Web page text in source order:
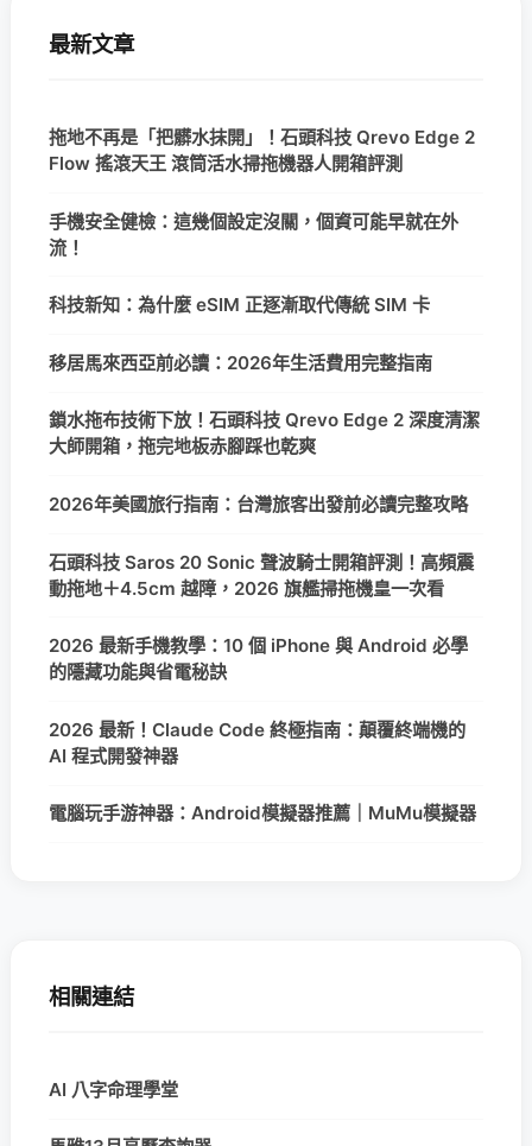
最新文章
拖地不再是「把髒水抹開」！石頭科技 Qrevo Edge 2
Flow 搖滾天王 滾筒活水掃拖機器人開箱評測
手機安全健檢：這幾個設定沒關，個資可能早就在外
流！
科技新知：為什麼 eSIM 正逐漸取代傳統 SIM 卡
移居馬來西亞前必讀：2026年生活費用完整指南
鎖水拖布技術下放！石頭科技 Qrevo Edge 2 深度清潔
大師開箱，拖完地板赤腳踩也乾爽
2026年美國旅行指南：台灣旅客出發前必讀完整攻略
石頭科技 Saros 20 Sonic 聲波騎士開箱評測！高頻震
動拖地＋4.5cm 越障，2026 旗艦掃拖機皇一次看
2026 最新手機教學：10 個 iPhone 與 Android 必學
的隱藏功能與省電秘訣
2026 最新！Claude Code 終極指南：顛覆終端機的
AI 程式開發神器
電腦玩手游神器：Android模擬器推薦｜MuMu模擬器
相關連結
AI 八字命理學堂